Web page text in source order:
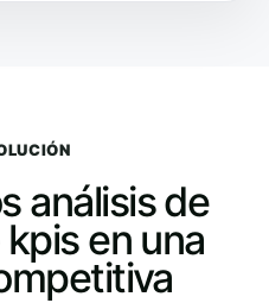
análisis de
en una